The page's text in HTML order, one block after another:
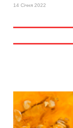
14 Січня 2022